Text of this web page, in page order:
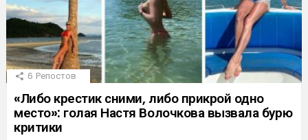
6 Репостов
«Либо крестик сними, либо прикрой одно
место»: голая Настя Волочкова вызвала бурю
критики